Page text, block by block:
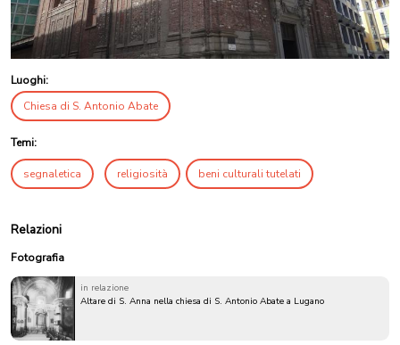
Luoghi:
Chiesa di S. Antonio Abate
Temi:
segnaletica religiosità beni culturali tutelati
Relazioni
Fotografia
in relazione
Altare di S. Anna nella chiesa di S. Antonio Abate a Lugano